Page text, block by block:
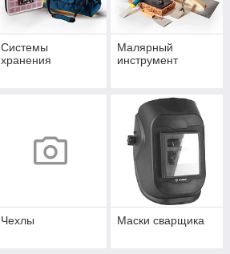
Системы
хранения
Малярный
инструмент
Чехлы Маски сварщика